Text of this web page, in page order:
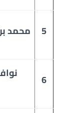
5 محمد
6